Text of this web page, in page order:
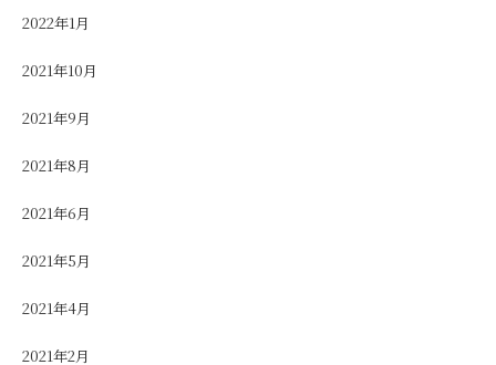
2022年1月
2021年10月
2021年9月
2021年8月
2021年6月
2021年5月
2021年4月
2021年2月